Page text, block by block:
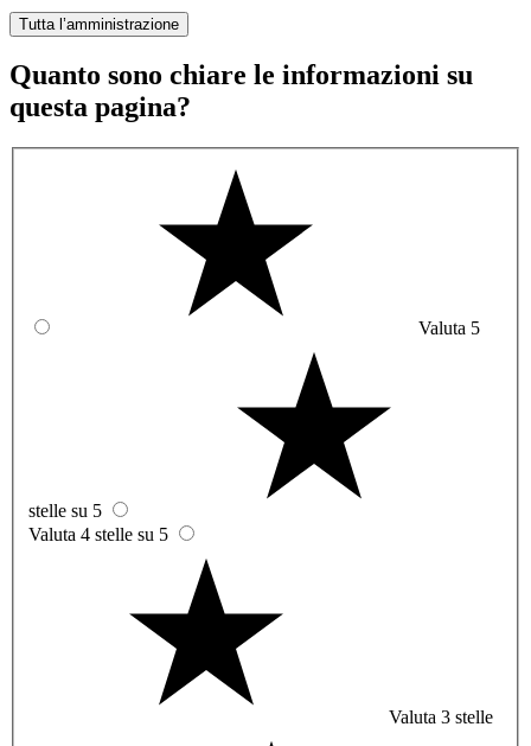
Tutta l’amministrazione
Quanto sono chiare le informazioni su
questa pagina?
Valuta 5
stelle su 5
Valuta 4 stelle su 5
Valuta 3 stelle